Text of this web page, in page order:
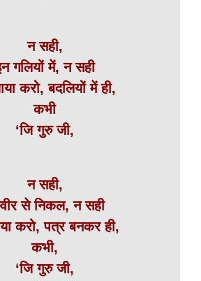
न सही,
गलियों में, न सही
करो, बदलियों में ही,
कभी
‘जि गुरु जी,
न सही,
से निकल, न सही
करो, पत्र बनकर ही,
कभी,
‘जि गुरु जी,